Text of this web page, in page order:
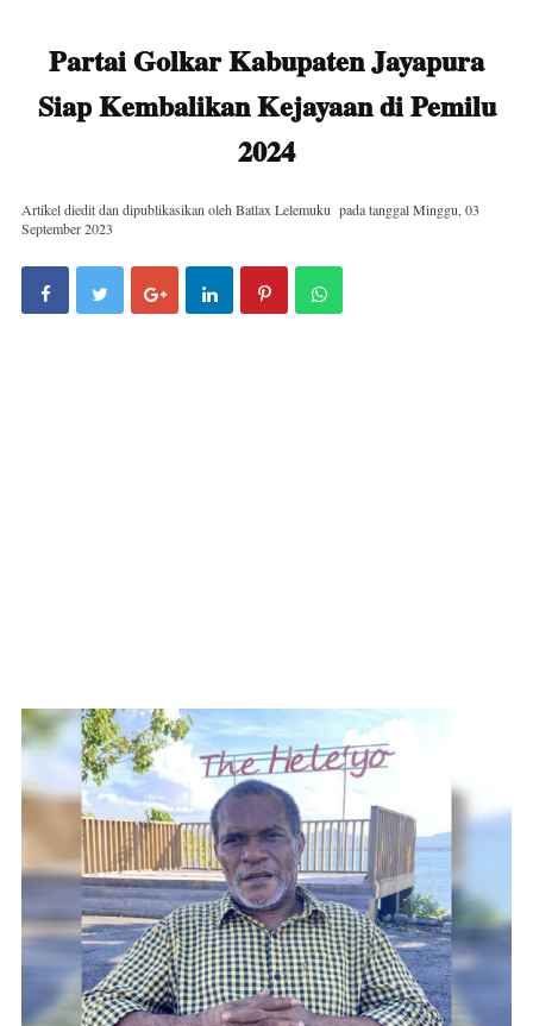
Partai Golkar Kabupaten Jayapura
Siap Kembalikan Kejayaan di Pemilu
2024
Artikel diedit dan dipublikasikan oleh Batlax Lelemuku pada tanggalMinggu, 03
September 2023